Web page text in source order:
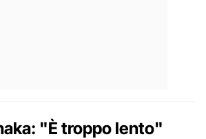
"È troppo lento"